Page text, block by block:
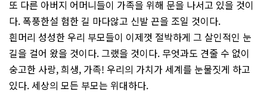
또 다른 아버지 어머니들이 가족을 위해 문을 나서고 있을 것이
다. 폭풍한설 험한 길 마다않고 신발 끈을 조일 것이다.
흰머리 성성한 우리 부모들이 이제껏 절박하게 그 살인적인 눈
길을 걸어 왔을 것이다. 그랬을 것이다. 무엇과도 견줄 수 없이
숭고한 사랑, 희생, 가족! 우리의 가치가 세계를 눈물짓게 하고
있다. 세상의 모든 부모는 위대하다.